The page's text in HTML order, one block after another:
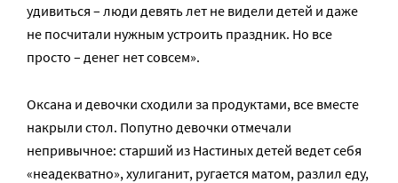
удивиться – люди девять лет не видели детей и даже
не посчитали нужным устроить праздник. Но все
просто – денег нет совсем».
Оксана и девочки сходили за продуктами, все вместе
накрыли стол. Попутно девочки отмечали
непривычное: старший из Настиных детей ведет себя
«неадекватно», хулиганит, ругается матом, разлил еду,